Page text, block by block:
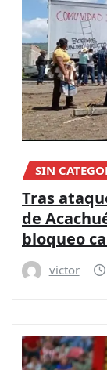
SIN
Tras
de
bloqueo
victor